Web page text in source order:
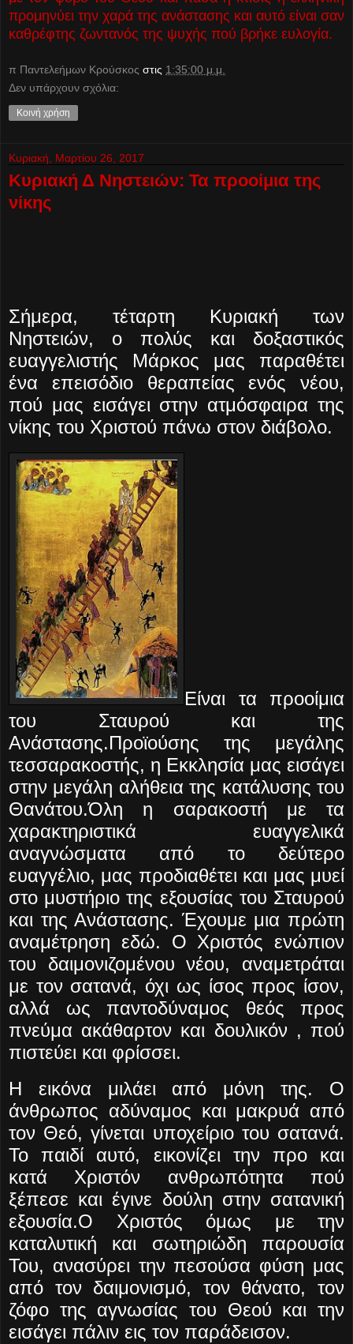
προμηνύει την χαρά της ανάστασης και αυτό είναι σαν
καθρέφτης ζωντανός της ψυχής πού βρήκε ευλογία.
π Παντελεήμων Kρούσκος στις 1:35:00 μ.μ.
Δεν υπάρχουν σχόλια:
Κοινή χρήση
Κυριακή, Μαρτίου 26, 2017
Κυριακή Δ Νηστειών: Τα προοίμια της
νίκης
Σήμερα, τέταρτη Κυριακή των
Νηστειών, ο πολύς και δοξαστικός
ευαγγελιστής Μάρκος μας παραθέτει
ένα επεισόδιο θεραπείας ενός νέου,
πού μας εισάγει στην ατμόσφαιρα της
νίκης του Χριστού πάνω στον διάβολο.
Είναι τα προοίμια
του Σταυρού και της
Ανάστασης.Προϊούσης της μεγάλης
τεσσαρακοστής, η Εκκλησία μας εισάγει
στην μεγάλη αλήθεια της κατάλυσης του
Θανάτου.Όλη η σαρακοστή με τα
χαρακτηριστικά ευαγγελικά
αναγνώσματα από το δεύτερο
ευαγγέλιο, μας προδιαθέτει και μας μυεί
στο μυστήριο της εξουσίας του Σταυρού
και της Ανάστασης. Έχουμε μια πρώτη
αναμέτρηση εδώ. Ο Χριστός ενώπιον
του δαιμονιζομένου νέου, αναμετράται
με τον σατανά, όχι ως ίσος προς ίσον,
αλλά ως παντοδύναμος θεός προς
πνεύμα ακάθαρτον και δουλικόν , πού
πιστεύει και φρίσσει.
Η εικόνα μιλάει από μόνη της. Ο
άνθρωπος αδύναμος και μακρυά από
τον Θεό, γίνεται υποχείριο του σατανά.
Το παιδί αυτό, εικονίζει την προ και
κατά Χριστόν ανθρωπότητα πού
ξέπεσε και έγινε δούλη στην σατανική
εξουσία.Ο Χριστός όμως με την
καταλυτική και σωτηριώδη παρουσία
Του, ανασύρει την πεσούσα φύση μας
από τον δαιμονισμό, τον θάνατο, τον
ζόφο της αγνωσίας του Θεού και την
εισάγει πάλιν εις τον παράδεισον.